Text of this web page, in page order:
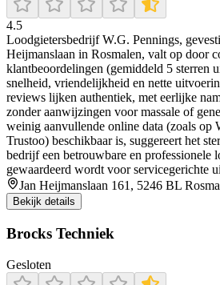
4.5
Loodgietersbedrijf W.G. Pennings,
Heijmanslaan in Rosmalen, valt op door
klantbeoordelingen (gemiddeld 5 sterren
snelheid, vriendelijkheid en nette
reviews lijken authentiek, met eerlijke
zonder aanwijzingen voor massale of
weinig aanvullende online data (zoals op
Trustoo) beschikbaar is, suggereert het
bedrijf een betrouwbare en professionele
gewaardeerd wordt voor servicegerichte
Jan Heijmanslaan 161, 5246 BL
Bekijk details
Brocks Techniek
Gesloten